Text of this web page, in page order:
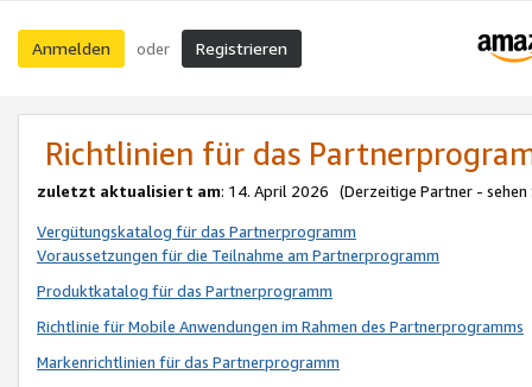
Anmelden oder Registrieren
Richtlinien für das
zuletzt aktualisiert am: 14. April 2026 (Derzeitige Partner - sehen
Vergütungskatalog für das Partnerprogramm
Voraussetzungen für die Teilnahme am Partnerprogramm
Produktkatalog für das Partnerprogramm
Richtlinie für Mobile Anwendungen im Rahmen des Partnerprogramms
Markenrichtlinien für das Partnerprogramm